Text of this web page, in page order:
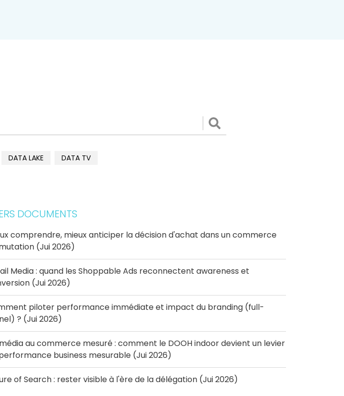
DATA LAKE DATA TV
DOCUMENTS
comprendre, mieux anticiper la décision d'achat dans un commerce
(Jui 2026)
Media : quand les Shoppable Ads reconnectent awareness et
(Jui 2026)
piloter performance immédiate et impact du branding (full-
? (Jui 2026)
au commerce mesuré : comment le DOOH indoor devient un levier
business mesurable (Jui 2026)
of Search : rester visible à l'ère de la délégation (Jui 2026)